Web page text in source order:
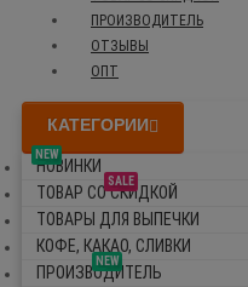
ПРОИЗВОДИТЕЛЬ
ОТЗЫВЫ
ОПТ
КАТЕГОРИИ
NEW
НОВИНКИ
SALE
ТОВАР СО СКИДКОЙ
ТОВАРЫ ДЛЯ ВЫПЕЧКИ
КОФЕ, КАКАО, СЛИВКИ
NEW
ПРОИЗВОДИТЕЛЬ